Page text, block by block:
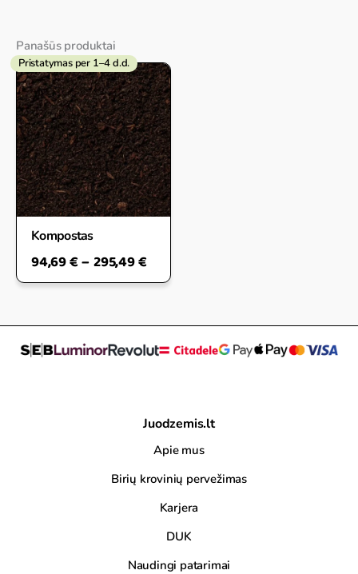
Panašūs produktai
Pristatymas per 1–4 d.d.
Kompostas
94,69€–295,49€
Price
range:
94,69 €
through
295,49 €
Juodzemis.lt
Apie mus
Birių krovinių pervežimas
Karjera
DUK
Naudingi patarimai